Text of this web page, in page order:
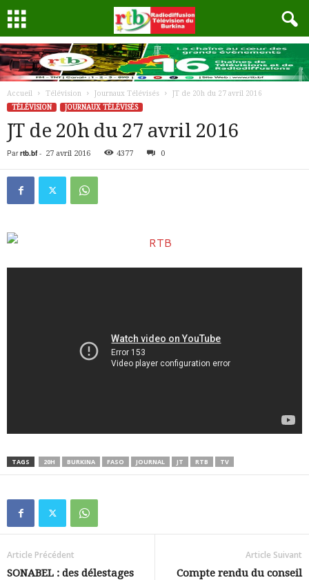
Accueil Télévision Journaux Télévisés
JT de 20h du 27 avril 2016
TÉLÉVISION
JOURNAUX TÉLÉVISÉS
JT de 20h du 27 avril 2016
Par rtb.bf- 27 avril 2016 4377 0
TAGS 20H BURKINA FASO JOURNAL JT RTB TV
Article Précédent
SONABEL : des délestages
Article Suivant
Compte rendu du conseil